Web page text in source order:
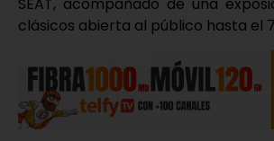
SEAT, acompañado de una
clásicos abierta al público hasta el